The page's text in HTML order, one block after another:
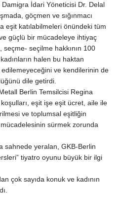
İdari Yöneticisi Dr. Delal
göçmen ve sığınmacı
eşit katılabilmeleri önündeki tüm
güçlü bir mücadeleye ihtiyaç
seçilme hakkının 100
halen bu haktan
ve kendilerinin de
dile getirdi.
Berlin Temsilcisi Regina
eşit işe eşit ücret, aile ile
ve toplumsal eşitliğin
sürmek zorunda
sahnede yeralan, GKB-Berlin
tiyatro oyunu büyük bir ilgi
çok sayıda konuk ve kadının